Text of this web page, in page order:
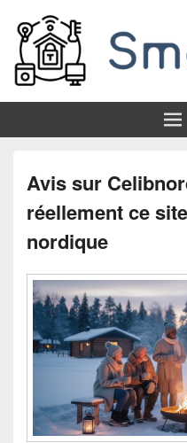
Smableone
Avis sur
réellement ce
nordique